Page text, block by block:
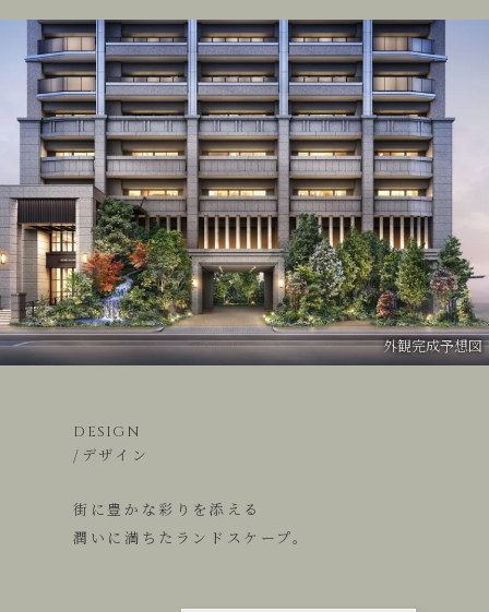
外観完成予想図
DESIGN
/デザイン
街に豊かな彩りを添える
潤いに満ちたランドスケープ。